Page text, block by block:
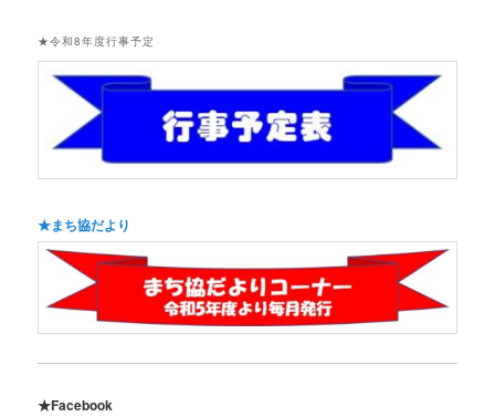
★令和8年度行事予定
★まち協だより
★Facebook